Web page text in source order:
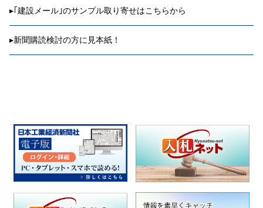
▸｢建設メール｣のサンプル取り寄せはこちらから
▸新聞購読検討の方に見本紙！